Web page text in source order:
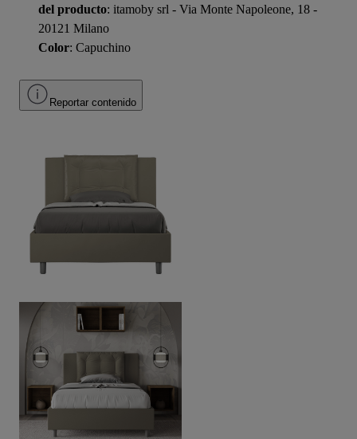
del producto: itamoby srl - Via Monte Napoleone, 18 -
20121 Milano
Color: Capuchino
Reportar contenido